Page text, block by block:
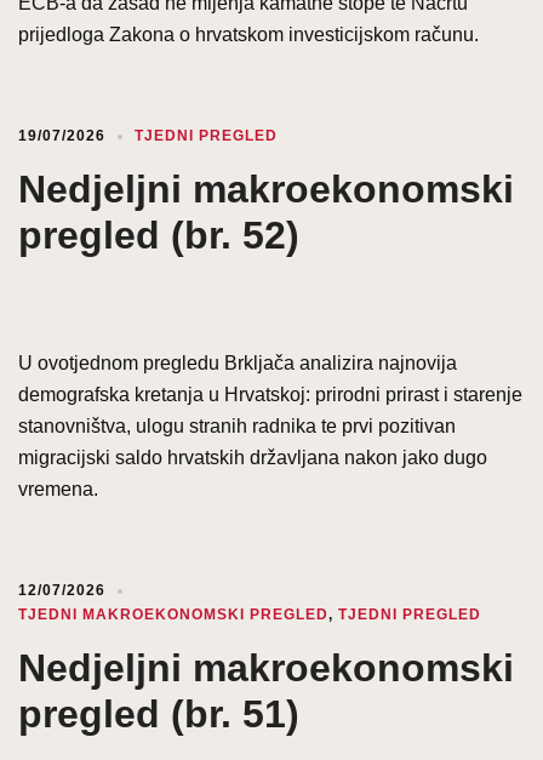
prijedloga Zakona o hrvatskom investicijskom računu.
19/07/2026 TJEDNI PREGLED
Nedjeljni makroekonomski
pregled (br. 52)
U ovotjednom pregledu Brkljača analizira najnovija
demografska kretanja u Hrvatskoj: prirodni prirast i starenje
stanovništva, ulogu stranih radnika te prvi pozitivan
migracijski saldo hrvatskih državljana nakon jako dugo
vremena.
12/07/2026
TJEDNI MAKROEKONOMSKI PREGLED, TJEDNI PREGLED
Nedjeljni makroekonomski
pregled (br. 51)